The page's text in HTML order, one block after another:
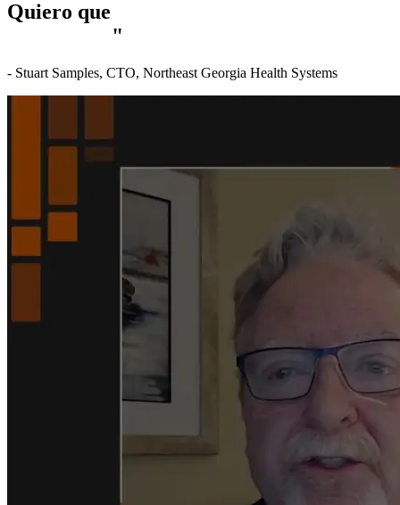
Quiero que
"
- Stuart Samples, CTO, Northeast Georgia Health Systems